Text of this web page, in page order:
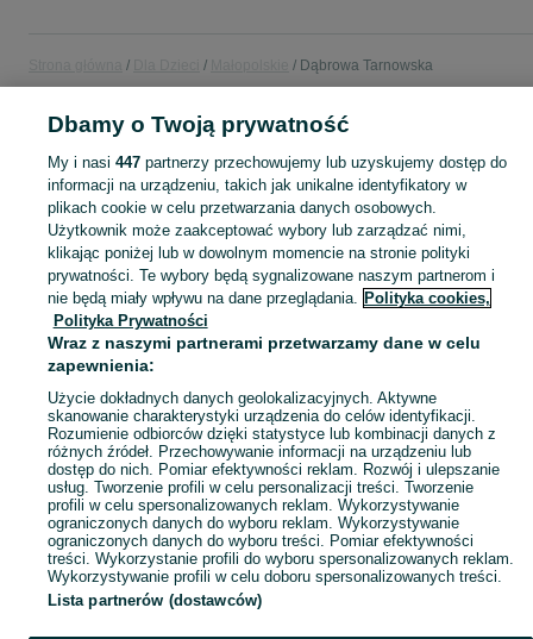
Dąbrowa Tarnowska
DLA DZIECI
KATEGORIA
Zakupy dla Twojej pociechy mogą być dziecinnie proste! Znajdź to, czego potrzebujesz w kategorii Dla Dzieci na OLX - Dąbrowa Tarnowska i okolice! Zobacz
Mapa kategorii
Mapa miejscowości
Mapa ministron
Popularne wyszukiwania
Dbamy o Twoją prywatność
My i nasi 447partnerzy przechowujemy lub uzyskujemy dostęp do
informacji na urządzeniu, takich jak unikalne identyfikatory w
plikach cookie w celu przetwarzania danych osobowych.
Użytkownik może zaakceptować wybory lub zarządzać nimi,
klikając poniżej lub w dowolnym momencie na stronie polityki
prywatności. Te wybory będą sygnalizowane naszym partnerom i
nie będą miały wpływu na dane przeglądania. Polityka cookies,
Polityka Prywatności
Wraz z naszymi partnerami przetwarzamy dane w celu
zapewnienia:
Użycie dokładnych danych geolokalizacyjnych. Aktywne
skanowanie charakterystyki urządzenia do celów identyfikacji.
Rozumienie odbiorców dzięki statystyce lub kombinacji danych z
różnych źródeł. Przechowywanie informacji na urządzeniu lub
dostęp do nich. Pomiar efektywności reklam. Rozwój i ulepszanie
usług. Tworzenie profili w celu personalizacji treści. Tworzenie
profili w celu spersonalizowanych reklam. Wykorzystywanie
ograniczonych danych do wyboru reklam. Wykorzystywanie
ograniczonych danych do wyboru treści. Pomiar efektywności
treści. Wykorzystanie profili do wyboru spersonalizowanych reklam.
Wykorzystywanie profili w celu doboru spersonalizowanych treści.
Lista partnerów (dostawców)